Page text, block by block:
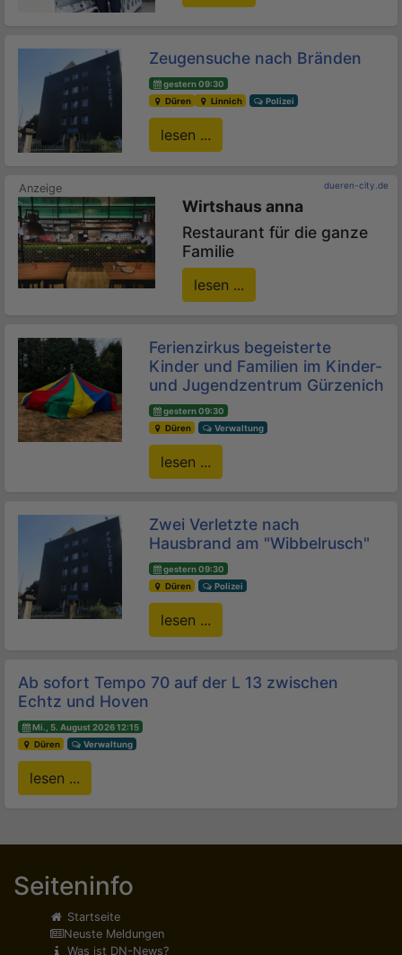
Zeugensuche nach Bränden
gestern 09:30
Düren
Linnich Polizei
lesen ...
dueren-city.de
Wirtshaus anna
Restaurant für die ganze
Familie
lesen ...
Ferienzirkus begeisterte
Kinder und Familien im Kinder-
und Jugendzentrum Gürzenich
gestern 09:30
Düren
Verwaltung
lesen ...
Zwei Verletzte nach
Hausbrand am "Wibbelrusch"
gestern 09:30
Düren
Polizei
lesen ...
Ab sofort Tempo 70 auf der L 13 zwischen
Echtz und Hoven
Mi., 5. August 2026 12:15
Düren
Verwaltung
lesen ...
Seiteninfo
Startseite
Neuste Meldungen
Was ist DN-News?